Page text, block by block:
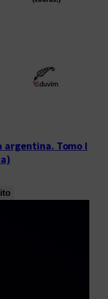
Tomo I